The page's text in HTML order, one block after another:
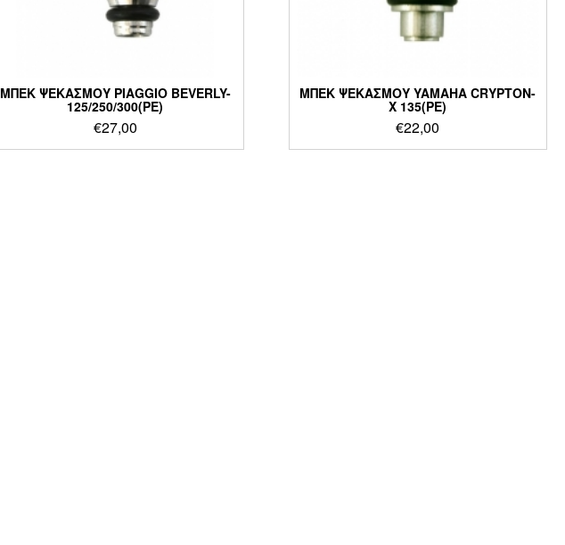
ΜΠΕΚ ΨΕΚΑΣΜΟΥ PIAGGIO BEVERLY-
125/250/300(PE)
€27,00
ΜΠΕΚ ΨΕΚΑΣΜΟΥ YAMAHA CRYPTON-
X 135(PE)
€22,00